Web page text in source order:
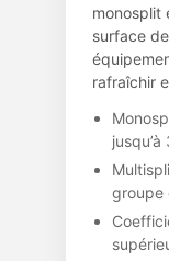
monosplit
surface
rafraîchir
jusqu’à
groupe